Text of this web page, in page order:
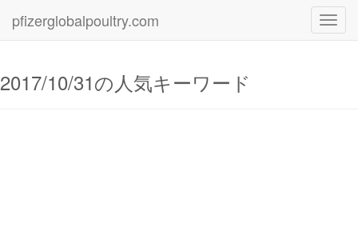
pfizerglobalpoultry.com
2017/10/31の人気キーワード